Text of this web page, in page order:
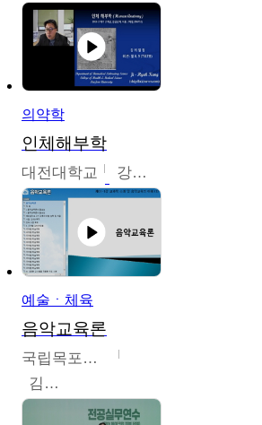
의약학
인체해부학
대전대학교 강지혁
예술ㆍ체육
음악교육론
국립목포대학교
김신영